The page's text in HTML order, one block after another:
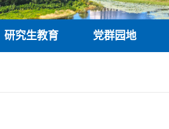
研究生教育 党群园地